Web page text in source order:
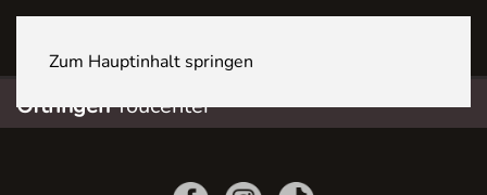
Zum Hauptinhalt springen
OftringenYoucenter